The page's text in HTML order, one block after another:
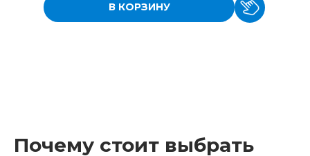
В КОРЗИНУ
Почему стоит выбрать